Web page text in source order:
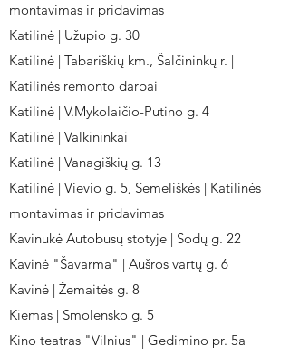
montavimas ir pridavimas
Katilinė | Užupio g. 30
Katilinė | Tabariškių km., Šalčininkų r. |
Katilinės remonto darbai
Katilinė | V.Mykolaičio-Putino g. 4
Katilinė | Valkininkai
Katilinė | Vanagiškių g. 13
Katilinė | Vievio g. 5, Semeliškės | Katilinės
montavimas ir pridavimas
Kavinukė Autobusų stotyje | Sodų g. 22
Kavinė "Šavarma" | Aušros vartų g. 6
Kavinė | Žemaitės g. 8
Kiemas | Smolensko g. 5
Kino teatras "Vilnius" | Gedimino pr. 5a